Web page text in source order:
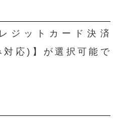
ジットカード決済
応)】が選択可能で